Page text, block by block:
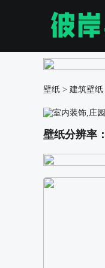
壁纸 > 建筑壁纸
壁纸分辨率：